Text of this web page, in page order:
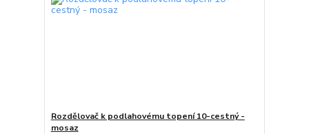
Rozdělovač k podlahovému topení 10-cestný -
mosaz